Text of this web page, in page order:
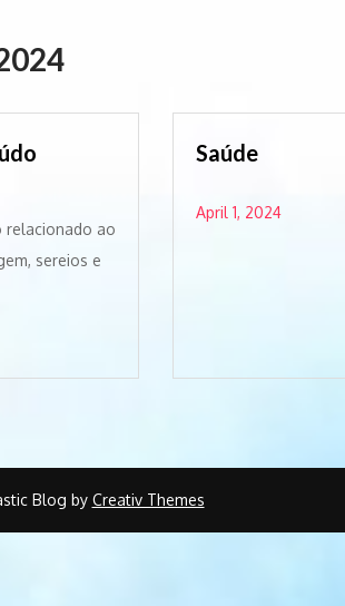
relacionado ao
sereios e
Saúde
April 1, 2024
Blog by Creativ Themes